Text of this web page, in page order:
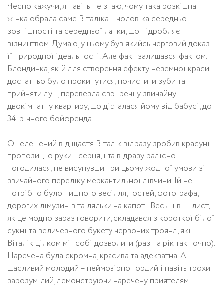
Чесно кажучи, я навіть не знаю, чому така розкішна
жінка обрала саме Віталіка – чоловіка середньої
зовнішності та середньої ланки, що підробляє
візництвом. Думаю, у цьому був якийсь черговий доказ
її природної ідеальності. Але факт залишався фактом.
Блондинка, якій для створення ефекту неземної краси
достатньо було прокинутися, почистити зуби та
прийняти душ, перевезла свої речі у звичайну
двокімнатну квартиру, що дісталася йому від бабусі, до
34-річного бойфренда.
Ошелешений від щастя Віталік відразу зробив красуні
пропозицію руки і серця, і та відразу радісно
погодилася, не висунувши при цьому жодної умови зі
звичайного переліку меркантильної дівчини. Їй не
потрібно було пишного весілля, гостей, фотографа,
дорогих лімузинів та ляльки на капоті. Весь її віш-лист,
як це модно зараз говорити, складався з короткої білої
сукні та величезного букету червоних троянд, які
Віталік цілком міг собі дозволити (раз на рік так точно).
Наречена була скромна, красива та адекватна. А
щасливий молодий – неймовірно гордий і навіть трохи
зарозумілий, демонструючи наречену приятелям.